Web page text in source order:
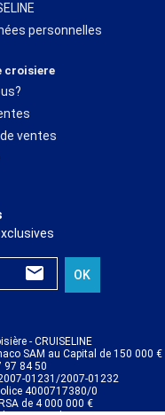
personnelles
croisiere
ventes
OK
- CRUISELINE
SAM au Capital de 150 000 €
97 84 50
01231/2007-01232
4000717380/0
de 4 000 000 €